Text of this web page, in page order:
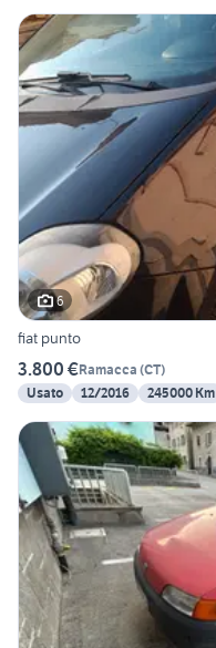
6
fiat punto
3.800 €Ramacca (CT)
Usato
12/2016 245000 Km